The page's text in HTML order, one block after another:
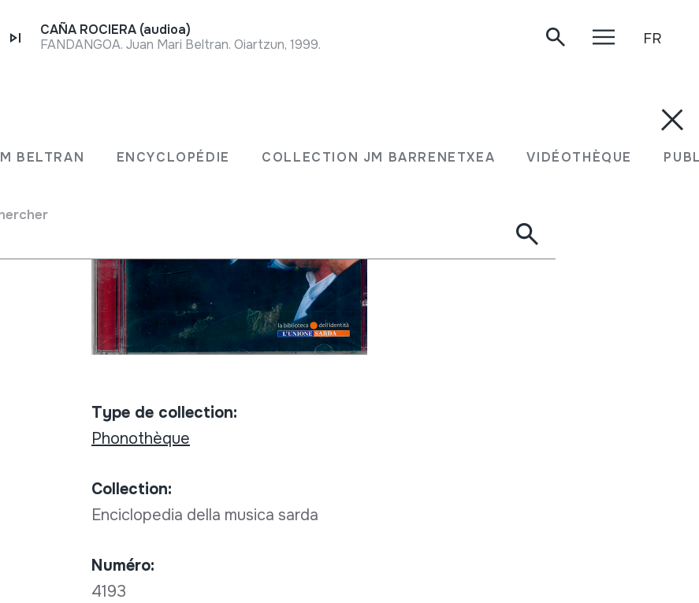
BELTRAN ENCYCLOPÉDIE COLLECTION JM BARRENETXEA VIDÉOTHÈQUE
CAÑA ROCIERA (audioa)
FANDANGOA. Juan Mari Beltran. Oiartzun, 1999.
FR
Type de collection:
Phonothèque
Collection:
Enciclopedia della musica sarda
Numéro:
4193